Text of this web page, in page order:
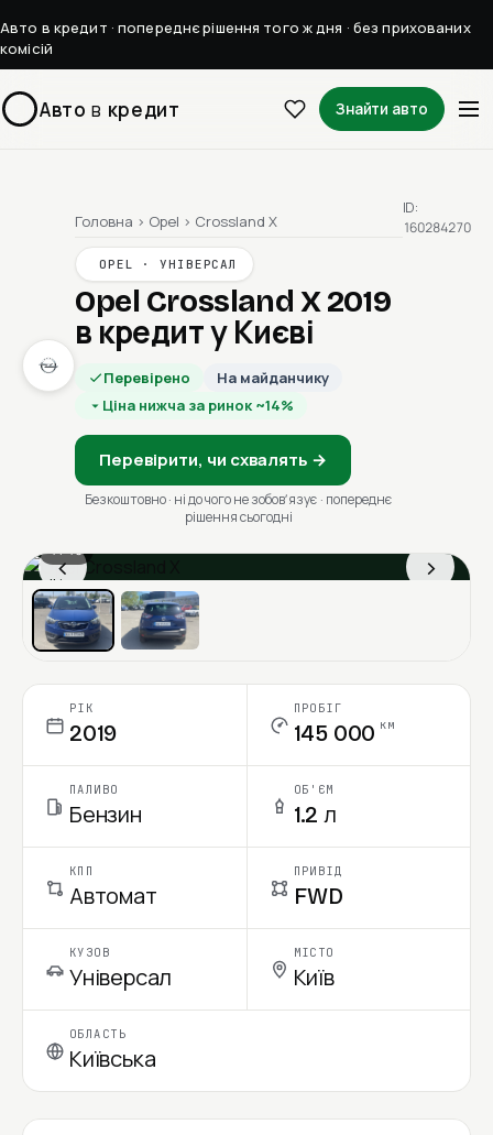
Авто в кредит · попереднє рішення того ж дня · без прихованих
комісій
Авто в кредит Знайти авто
Головна › Opel › Crossland X
OPEL · УНІВЕРСАЛ
Opel Crossland X 2019
в кредит у Києві
Перевірено
На майданчику
Ціна нижча за ринок ~14%
Перевірити, чи схвалять →
Безкоштовно · ні до чого не зобовʼязує · попереднє
рішення сьогодні
ID:
160284270
‹ ›
1 / 13
Ціна в місяць
РІК
2019
ПРОБІГ
145 000 км
ПАЛИВО
Бензин
ОБ'ЄМ
1.2 л
КПП
Автомат
ПРИВІД
FWD
КУЗОВ
Універсал
МІСТО
Київ
ОБЛАСТЬ
Київська